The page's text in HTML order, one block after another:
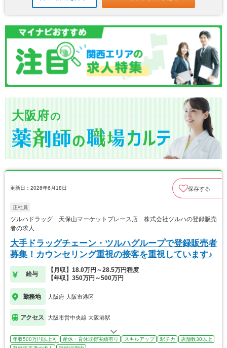
大阪府の
更新日：2026年6月18日 保存する
正社員
ツルハドラッグ 天保山マーケットプレース店 株式会社ツルハの登録販売
者の求人
大手ドラッグチェーン・ツルハグループで登録販売者
募集！カウンセリング重視の接客を重視しています♪
給与
【月収】18.0万円～28.5万円程度
【年収】350万円～500万円
勤務地 大阪府 大阪市港区
アクセス 大阪市営中央線 大阪港駅
年収500万円以上可 産休・育休取得実績有り スキルアップ 駅チカ
店舗数30以上